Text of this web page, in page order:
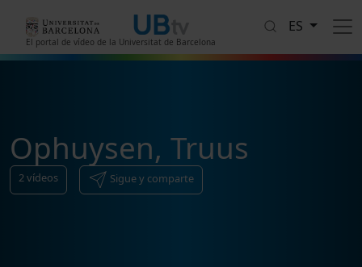
El portal de vídeo de la Universitat de Barcelona
ES
Ophuysen, Truus
2vídeos Sigue y comparte